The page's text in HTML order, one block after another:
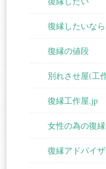
復縁したいなら
復縁の値段
別れさせ屋(工
復縁工作屋.jp
女性の為の復
復縁アドバイ